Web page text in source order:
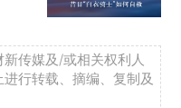
传媒及/或相关权利人
行转载、摘编、复制及